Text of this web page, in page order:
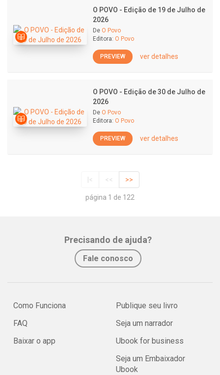
O POVO - Edição de 19 de Julho de
2026
De O Povo
Editora: O Povo
PREVIEW ver detalhes
O POVO - Edição de 30 de Julho de
2026
De O Povo
Editora: O Povo
PREVIEW ver detalhes
|< << >>
página 1 de 122
Precisando de ajuda?
Fale conosco
Como Funciona
FAQ
Baixar o app
Publique seu livro
Seja um narrador
Ubook for business
Seja um Embaixador
Ubook